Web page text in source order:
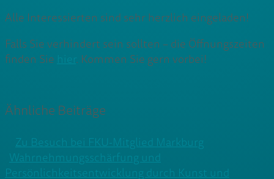
Alle Interessierten sind sehr herzlich eingeladen!
Falls Sie verhindert sein sollten – die Öffnungszeiten
finden Sie
. Kommen Sie gern vorbei!
Ähnliche Beiträge
Zu Besuch bei FKU-Mitglied Markburg
Wahrnehmungsschärfung und
Persönlichkeitsentwicklung durch Kunst und